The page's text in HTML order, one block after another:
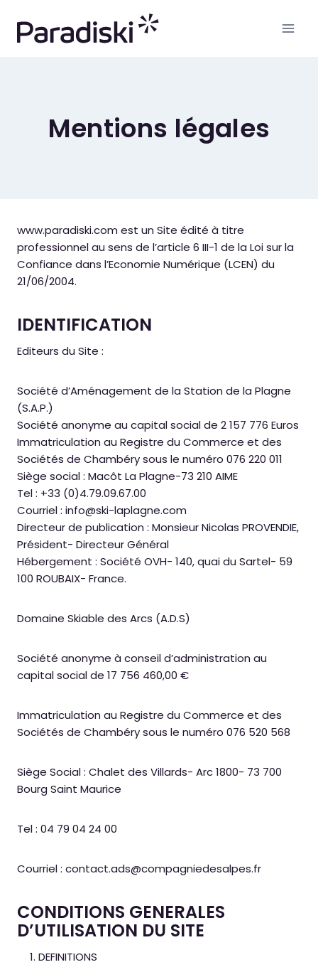
contenu
Mentions légales
www.paradiski.com est un Site édité à titre
professionnel au sens de l’article 6 III-1 de la Loi sur la
Confiance dans l’Economie Numérique (LCEN) du
21/06/2004.
IDENTIFICATION
Editeurs du Site :
Société d’Aménagement de la Station de la Plagne
(S.A.P.)
Société anonyme au capital social de 2 157 776 Euros
Immatriculation au Registre du Commerce et des
Sociétés de Chambéry sous le numéro 076 220 011
Siège social : Macôt La Plagne-73 210 AIME
Tel : +33 (0)4.79.09.67.00
Courriel : info@ski-laplagne.com
Directeur de publication : Monsieur Nicolas PROVENDIE,
Président- Directeur Général
Hébergement : Société OVH- 140, quai du Sartel- 59
100 ROUBAIX- France.
Domaine Skiable des Arcs (A.D.S)
Société anonyme à conseil d’administration au
capital social de 17 756 460,00 €
Immatriculation au Registre du Commerce et des
Sociétés de Chambéry sous le numéro 076 520 568
Siège Social : Chalet des Villards- Arc 1800- 73 700
Bourg Saint Maurice
Tel : 04 79 04 24 00
Courriel : contact.ads@compagniedesalpes.fr
CONDITIONS GENERALES
D’UTILISATION DU SITE
DEFINITIONS